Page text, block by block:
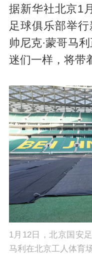
据新华社北京1
足球俱乐部举
帅尼克·蒙哥马
迷们一样，将带
1月12日，北京国安
马利在北京工人体育